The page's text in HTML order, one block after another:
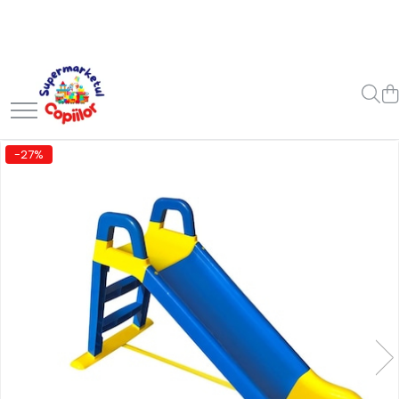
Casa, Gradina & Bricolaj
Decoratiuni
Accesorii pentru petrecere
Mobila gradina & terasa
Gaming, Carti & Birotica
Carti pentru copii
Activitati extracurriculare
Povesti pentru copii
Carti de Povesti pentru Copii
Rechizite si papetarie pentru
-27%